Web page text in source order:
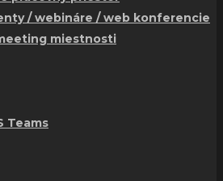
/ webináre / web konferencie
miestnosti
Teams